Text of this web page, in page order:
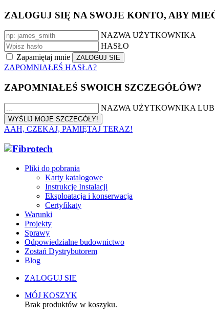
ZALOGUJ SIĘ NA SWOJE KONTO, ABY
NAZWA UŻYTKOWNIKA
HASŁO
Zapamiętaj mnie
ZAPOMNIAŁEŚ HASŁA?
ZAPOMNIAŁEŚ SWOICH SZCZEGÓŁÓW?
NAZWA UŻYTKOWNIKA
AAH, CZEKAJ, PAMIĘTAJ TERAZ!
Pliki do pobrania
Karty katalogowe
Instrukcje Instalacji
Eksploatacja i konserwacja
Certyfikaty
Warunki
Projekty
Sprawy
Odpowiedzialne budownictwo
Zostań Dystrybutorem
Blog
ZALOGUJ SIE
MÓJ KOSZYK
Brak produktów w koszyku.